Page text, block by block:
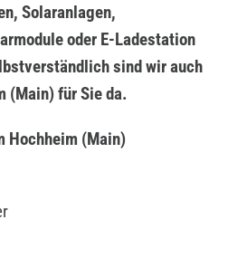
Solaranlagen,
oder E-Ladestation
sind wir auch
(Main) für Sie da.
Hochheim (Main)